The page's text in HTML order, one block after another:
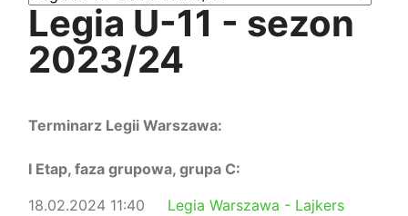
Legia U-11 - sezon
2023/24
Terminarz Legii Warszawa:
I Etap, faza grupowa, grupa C:
18.02.2024 11:40 Legia Warszawa - Lajkers